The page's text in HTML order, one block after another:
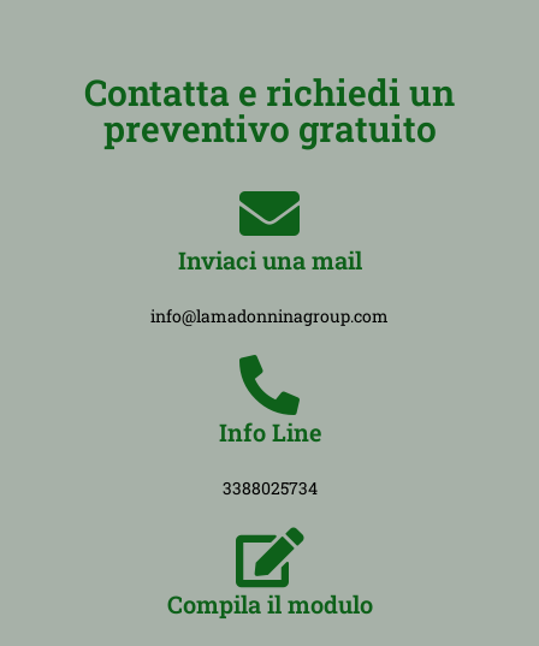
Contatta e richiedi un
preventivo gratuito
Inviaci una mail
info@lamadonninagroup.com
Info Line
3388025734
Compila il modulo